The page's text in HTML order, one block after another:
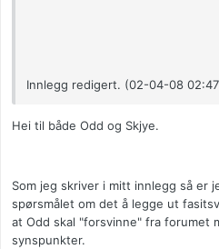
Innlegg redigert. (02-04-08
Hei til både Odd og Skjye.
Som jeg skriver i mitt innlegg så er
spørsmålet om det å legge ut
at Odd skal "forsvinne" fra forumet
synspunkter.